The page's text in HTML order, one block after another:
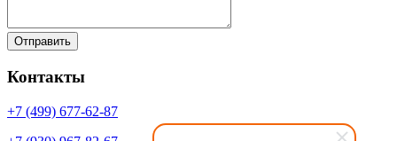
Контакты
+7 (499) 677-62-87